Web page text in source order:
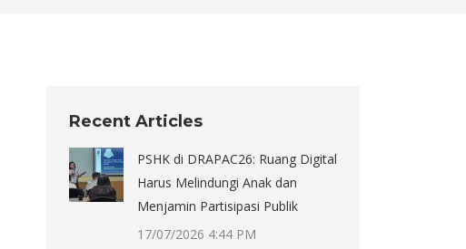
Recent Articles
PSHK di DRAPAC26: Ruang Digital
Harus Melindungi Anak dan
Menjamin Partisipasi Publik
17/07/2026 4:44 PM